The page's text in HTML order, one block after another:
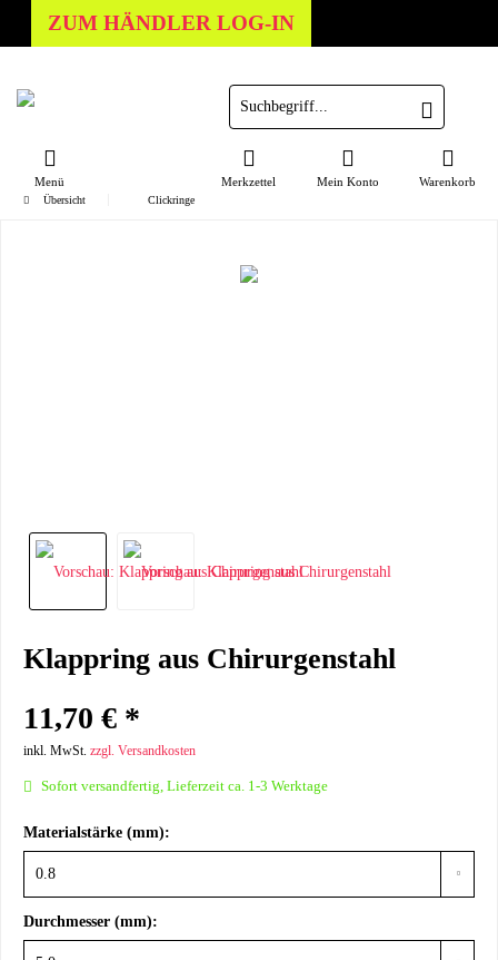
ZUM HÄNDLER LOG-IN
Menü Warenkorb
Merkzettel Mein Konto
Übersicht Clickringe
Klappring aus Chirurgenstahl
11,70 € *
inkl. MwSt. zzgl. Versandkosten
Sofort versandfertig, Lieferzeit ca. 1-3 Werktage
Materialstärke (mm):
Durchmesser (mm):